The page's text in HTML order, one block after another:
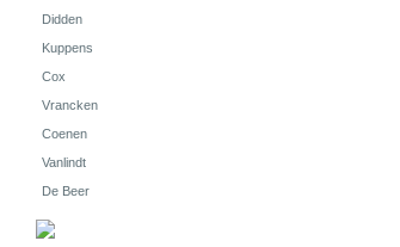
Didden
Kuppens
Cox
Vrancken
Coenen
Vanlindt
De Beer